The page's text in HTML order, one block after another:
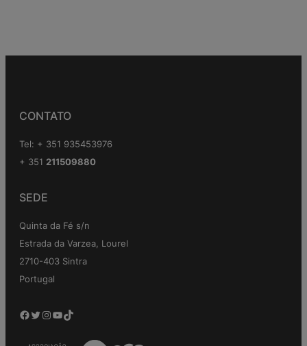
CONTATO
Tel: + 351 935453976
+ 351 211509880
SEDE
Quinta da Fé s/n
Estrada da Varzea, Lourel
2710-403 Sintra
Portugal
Facebook Twitter Instagram YouTube TikTok